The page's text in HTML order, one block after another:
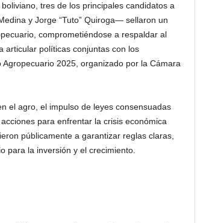
tres de los principales candidatos a
y Jorge “Tuto” Quiroga— sellaron un
comprometiéndose a respaldar al
articular políticas conjuntas con los
2025, organizado por la Cámara
el agro, el impulso de leyes consensuadas
para enfrentar la crisis económica
públicamente a garantizar reglas claras,
para la inversión y el crecimiento.